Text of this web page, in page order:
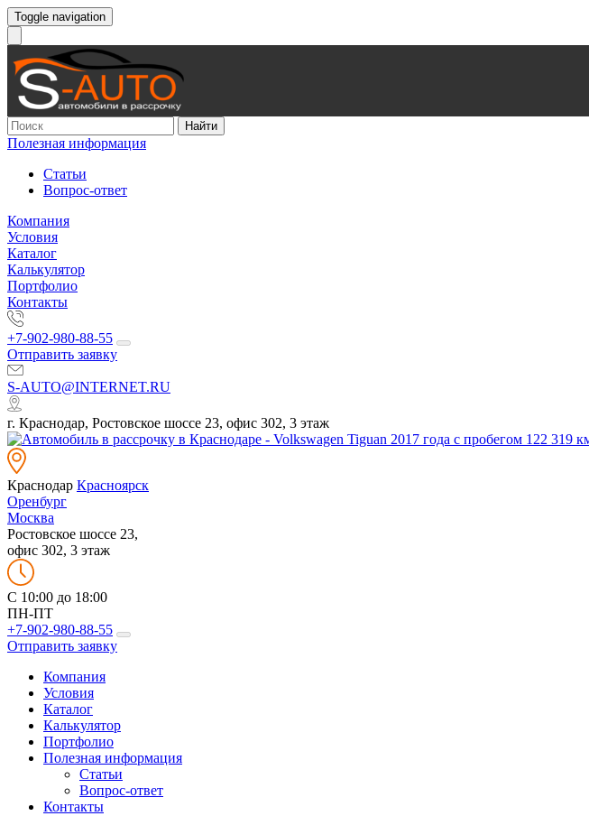
Toggle navigation
Найти
Полезная информация
Статьи
Вопрос-ответ
Компания
Условия
Каталог
Калькулятор
Портфолио
Контакты
+7-902-980-88-55
Отправить заявку
S-AUTO@INTERNET.RU
г. Краснодар, Ростовское шоссе 23, офис 302, 3 этаж
Краснодар Красноярск
Оренбург
Москва
Ростовское шоссе 23,
офис 302, 3 этаж
C 10:00 до 18:00
ПН-ПТ
+7-902-980-88-55
Отправить заявку
Компания
Условия
Каталог
Калькулятор
Портфолио
Полезная информация
Статьи
Вопрос-ответ
Контакты